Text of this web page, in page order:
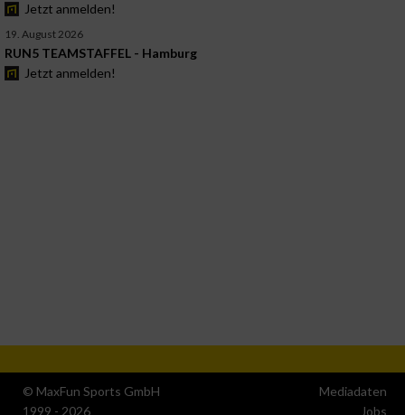
Jetzt anmelden!
19. August 2026
RUN5 TEAMSTAFFEL - Hamburg
Jetzt anmelden!
© MaxFun Sports GmbH
1999 - 2026
Mediadaten
Jobs